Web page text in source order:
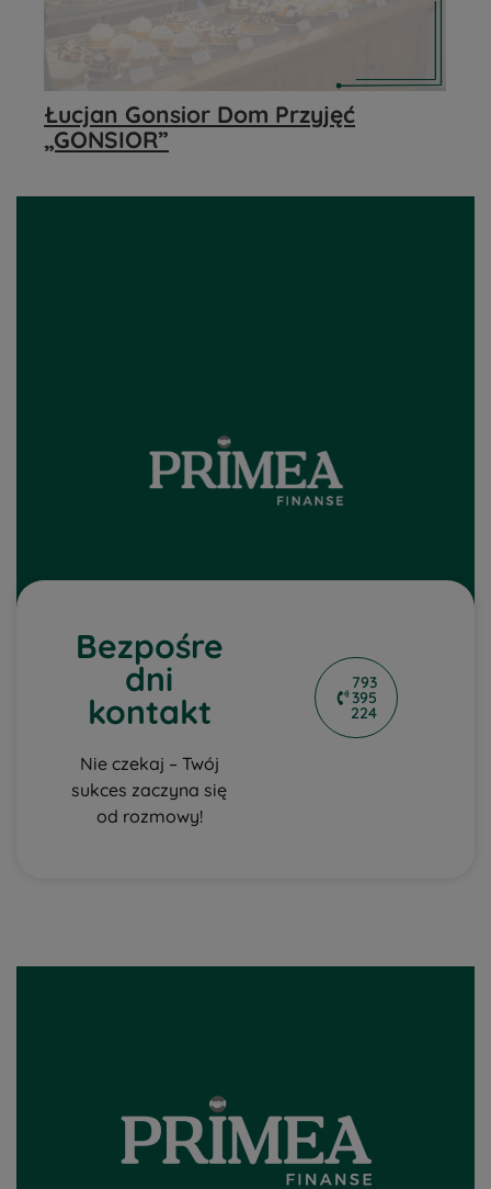
Łucjan Gonsior Dom Przyjęć
„GONSIOR”
Bezpośre
dni
kontakt
Nie czekaj – Twój
sukces zaczyna się
od rozmowy!
793
395
224